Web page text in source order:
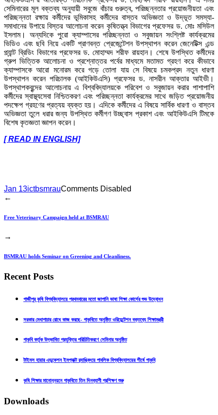
সেমিনারের মূল বক্তব্য অনুযায়ী সবুজে বাঁচার গুরুত্ব, পরিচ্ছন্নতার প্রয়োজনীয়তা এবং
পরিচ্ছন্নতা রক্ষায় কর্মীদের ভূমিকাসহ কর্মীদের বাস্তব অভিজ্ঞতা ও উদ্ভূত সমস্যা-
সমাধানের উপায়ে বিস্তর আলোচনা করেন কৃষিতত্ত্ব বিভাগের প্রফেসর ড. মোঃ মসিউল
ইসলাম। অন্যদিকে পুরো ক্যাম্পাসের পরিচ্ছন্নতা ও সবুজায়ন সংশ্লিষ্ট কার্যক্রমের
ভিডিও এবং ছবি নিয়ে একটি প্রাণবন্ত প্রেজেন্টেশন উপস্থাপন করেন জেনেটিক্স এন্ড
প্ল্যান্ট ব্রিডিং বিভাগের প্রফেসর ড. মোহাম্মদ শরীফ রায়হান। শেষে উপস্থিত কর্মীদের
গ্রুপ ভিত্তিক আলোচনা ও প্রশ্নোত্তর পর্বের মাধ্যমে মতামত গ্রহণ করে কীভাবে
ক্যাম্পাসকে আরো মনোরম করে গড়ে তোলা যায় সে বিষয়ে চমকপ্রদ নতুন ধারণা
উপস্থাপন করেন পরিচালক (আইকিউএসি) প্রফেসর ড. নাসরীন আক্তার আইভী।
উপস্থাপকবৃন্দের আলোচনায় এ বিশ্ববিদ্যালয়কে পরিবেশ ও সবুজায়ন করার পাশাপাশি
কর্মীদের স্বাস্থ্যসেবা নিশ্চিতকরণ এবং পরিচ্ছন্নতা কার্যক্রমের সাথে জড়িত প্রয়োজনীয়
পদক্ষেপ গ্রহণের প্রত্যয় ব্যক্ত হয়। এদিকে কর্মীদের এ বিষয়ে সার্বিক ধারণা ও বাস্তব
অভিজ্ঞতা তুলে ধরার জন্য উপস্থিত কর্মীগণ উচ্ছ্বাস প্রকাশ এবং আইকিউএসি টিমকে
বিশেষ কৃতজ্ঞতা জ্ঞাপন করেন।
[ READ IN ENGLISH]
Jan 13ictbsmrauComments Disabled
←
Free Veterinary Campaign held at BSMRAU
→
BSMRAU holds Seminar on Greening and Cleanliness.
Recent Posts
গাজীপুর কৃষি বিশ্ববিদ্যালয়ে প্রথমবারের মতো জাপানি ভাষা শিক্ষা কোর্সের শুভ উদ্বোধন
সরকার মেধাপাচার রোধে কাজ করছে- গাকৃবিতে অনুষ্ঠিত ওরিয়েন্টেশন বক্তব্যে শিক্ষামন্ত্রী
গাকৃবি কর্তৃক উদ্ভাবিত প্রযুক্তির পরিচিতিকরণে সেমিনার অনুষ্ঠিত
টাইমস হায়ার এডুকেশন ইমপ্যাক্ট র‍্যাঙ্কিংয়ে পাবলিক বিশ্ববিদ্যালয়ের শীর্ষে গাকৃবি
কৃষি শিক্ষার মানোন্নয়নে গাকৃবিতে তিন দিনব্যাপী প্রশিক্ষণ শুরু
Downloads